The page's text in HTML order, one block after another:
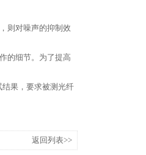
则对噪声的抑制效
的细节。为了提高
果，要求被测光纤
返回列表>>